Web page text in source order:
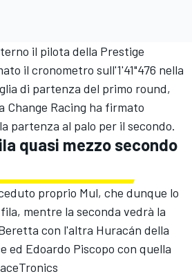
il pilota della Prestige
il cronometro sull'1'41"476 nella
di partenza del primo round,
Change Racing ha firmato
partenza al palo per il secondo.
quasi mezzo secondo
proprio Mul, che dunque lo
mentre la seconda vedrà la
con l'altra Huracán della
ed Edoardo Piscopo con quella